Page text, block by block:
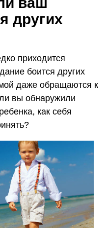
других
приходится
боится других
даже обращаются к
вы обнаружили
как себя